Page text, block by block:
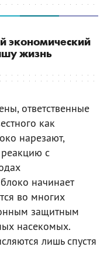
экономический
жизнь
ответственные
как
нарезают,
реакцию с
начинает
во многих
защитным
насекомых.
лишь спустя